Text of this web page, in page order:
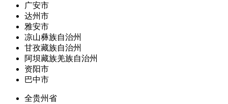
广安市
达州市
雅安市
凉山彝族自治州
甘孜藏族自治州
阿坝藏族羌族自治州
资阳市
巴中市
全贵州省